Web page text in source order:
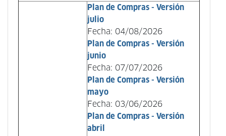
Plan de Compras - Versión
julio
Fecha: 04/08/2026
Plan de Compras - Versión
junio
Fecha: 07/07/2026
Plan de Compras - Versión
mayo
Fecha: 03/06/2026
Plan de Compras - Versión
abril